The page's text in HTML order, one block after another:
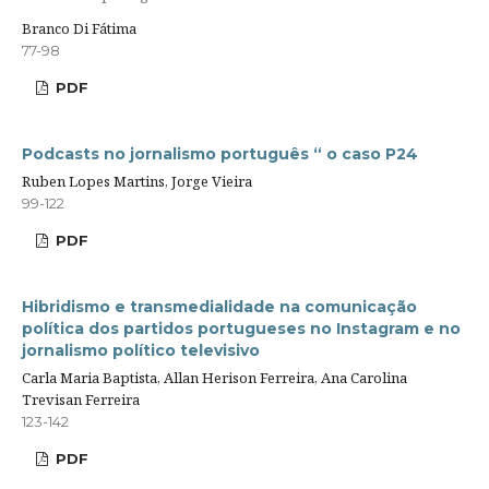
Branco Di Fátima
77-98
PDF
Podcasts no jornalismo português “ o caso P24
Ruben Lopes Martins, Jorge Vieira
99-122
PDF
Hibridismo e transmedialidade na comunicação
política dos partidos portugueses no Instagram e no
jornalismo político televisivo
Carla Maria Baptista, Allan Herison Ferreira, Ana Carolina
Trevisan Ferreira
123-142
PDF